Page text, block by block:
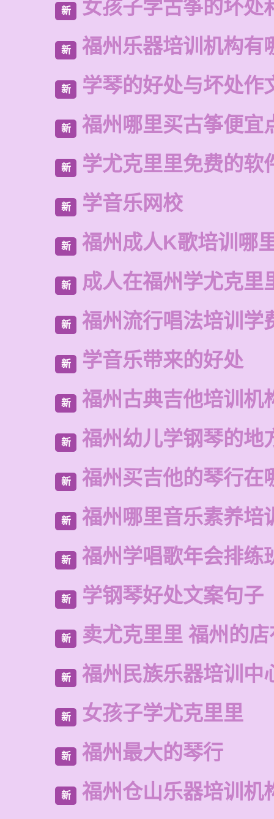
新 女孩子学古筝的坏处
新 福州乐器培训机构有
新 学琴的好处与坏处作
新 福州哪里买古筝便宜
新 学尤克里里免费的软
新 学音乐网校
新 福州成人K歌培训哪
新 成人在福州学尤克里
新 福州流行唱法培训学
新 学音乐带来的好处
新 福州古典吉他培训机
新 福州幼儿学钢琴的地
新 福州买吉他的琴行在
新 福州哪里音乐素养培
新 福州学唱歌年会排练
新 学钢琴好处文案句子
新 卖尤克里里 福州的
新 福州民族乐器培训中
新 女孩子学尤克里里
新 福州最大的琴行
新 福州仓山乐器培训机